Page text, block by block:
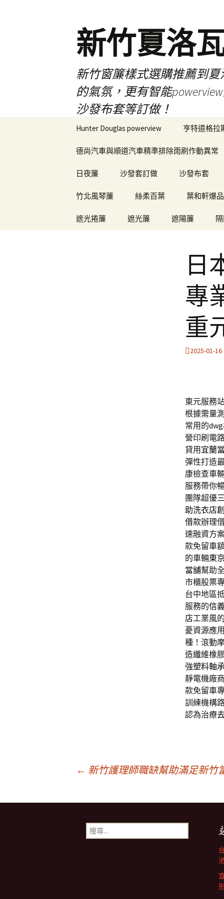
新竹夏洛
新竹窗簾樣式選購推薦到
的氣氛，更有智能
沙發布套等訂做！
Hunter Douglas powerview 亨特道格拉
德尚汽車與順道汽車精準排除雨刷作動異常
日夜簾 沙發套訂做 沙發布套
竹北風琴簾 絲柔百葉 葉和軒爆
遮光捲簾 遮光簾 遮陽簾
日
專
重
2025-01-16
東元服務
根據需量
常用的
營印刷電
貸用 宜蘭
彈性打造
康檢查車
服務帶你
團隊超優
助洗衣店
借款辦理
速融資方
款免留車
的車輛東
當舖幫助
市櫃股票
台中地區
服務的信
店工業風
憂資源應
種！滾動
造纖維橡
強塑料軸
靜電機廠
款免留車
訓練機構
認為治療
章
← 新竹護理師職缺幫助滿足新竹
搜
尋